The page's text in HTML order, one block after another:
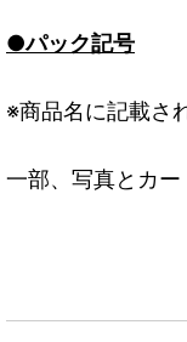
●パック記号
※商品名に記載さ
一部、写真とカ